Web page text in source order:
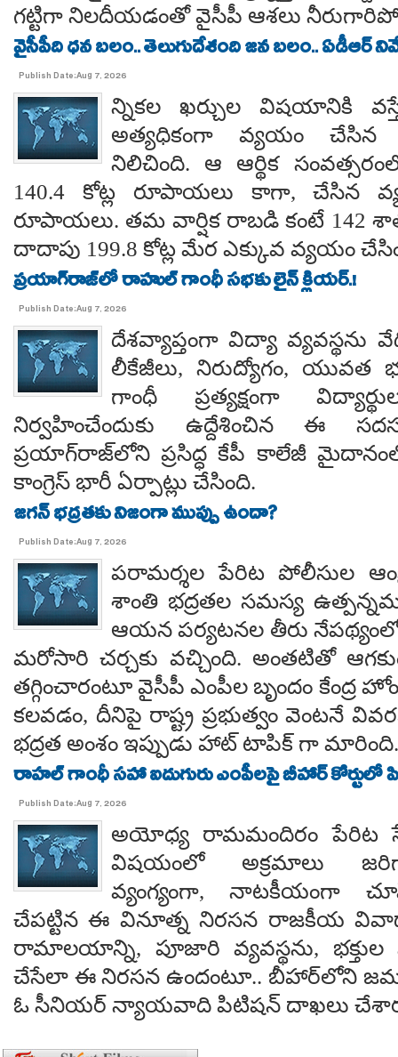
గట్టిగా నిలదీయడంతో వైసీపీ ఆశలు
వైసీపీది ధన బలం.. తెలుగుదేశంది జన బలం.. ఏడీఆర్
Publish Date:Aug 7, 2026
న్నికల ఖర్చుల విషయానికి
అత్యధికంగా వ్యయం చేసిన
నిలిచింది. ఆ ఆర్థిక
140.4 కోట్ల రూపాయలు కాగా, చేసిన
రూపాయలు. తమ వార్షిక రాబడి కంటే 142
దాదాపు 199.8 కోట్ల మేర ఎక్కువ వ్యయం
ప్రయాగ్‌రాజ్‌లో రాహుల్ గాంధీ సభకు లైన్ క్లియర్.!
Publish Date:Aug 7, 2026
దేశవ్యాప్తంగా విద్యా వ్యవస్థను
లీకేజీలు, నిరుద్యోగం, యువత
గాంధీ ప్రత్యక్షంగా
నిర్వహించేందుకు ఉద్దేశించిన ఈ
ప్రయాగ్‌రాజ్‌లోని ప్రసిద్ధ కేపీ కాలేజీ మైదానంలో
కాంగ్రెస్ భారీ ఏర్పాట్లు చేసింది.
జగన్ భద్రతకు నిజంగా ముప్పు ఉందా?
Publish Date:Aug 7, 2026
పరామర్శల పేరిట పోలీసుల
శాంతి భద్రతల సమస్య
ఆయన పర్యటనల తీరు నేపథ్యంలో
మరోసారి చర్చకు వచ్చింది. అంతటితో
తగ్గించారంటూ వైసీపీ ఎంపీల బృందం కేంద్ర
కలవడం, దీనిపై రాష్ట్ర ప్రభుత్వం వెంటనే
భద్రత అంశం ఇప్పుడు హాట్ టాపిక్ గా మారింది.
రాహల్ గాంధీ సహా ఐదుగురు ఎంపీలపై బీహార్ కోర్టులో
Publish Date:Aug 7, 2026
అయోధ్య రామమందిరం పేరిట
విషయంలో అక్రమాలు
వ్యంగ్యంగా, నాటకీయంగా
చేపట్టిన ఈ వినూత్న నిరసన రాజకీయ
రామాలయాన్ని, పూజారి వ్యవస్థను,
చేసేలా ఈ నిరసన ఉందంటూ.. బీహార్‌లోని
ఓ సీనియర్ న్యాయవాది పిటిషన్ దాఖలు